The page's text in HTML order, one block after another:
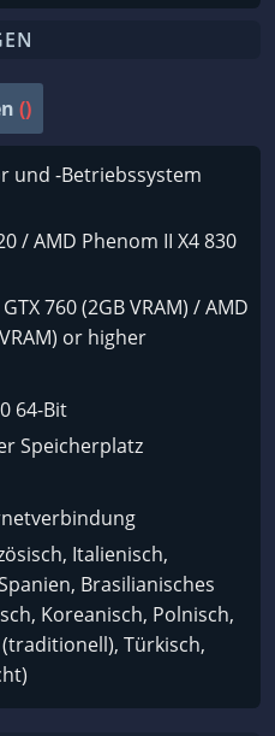
()
und -Betriebssystem
/ AMD Phenom II X4 830
760 (2GB VRAM) / AMD
or higher
64-Bit
Speicherplatz
Italienisch,
Brasilianisches
Koreanisch, Polnisch,
Türkisch,